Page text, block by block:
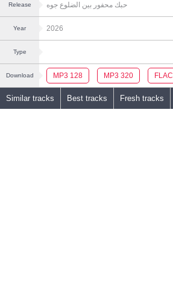
Release حبك محفور بين الضلوع جوه
Year 2026
Type
Download MP3 128 MP3 320 FLAC
Similar tracks Best tracks Fresh tracks